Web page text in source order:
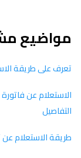
مواضيع
تعرف على طريقة
التفاصيل
طريقة الاستعلام عن